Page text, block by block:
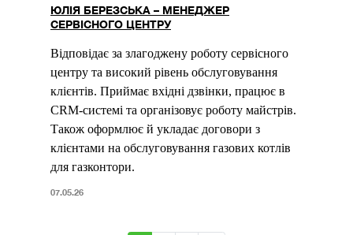
ЮЛІЯ БЕРЕЗСЬКА – МЕНЕДЖЕР
СЕРВІСНОГО ЦЕНТРУ
Відповідає за злагоджену роботу сервісного
центру та високий рівень обслуговування
клієнтів. Приймає вхідні дзвінки, працює в
CRM-системі та організовує роботу майстрів.
Також оформлює й укладає договори з
клієнтами на обслуговування газових котлів
для газконтори.
07.05.26